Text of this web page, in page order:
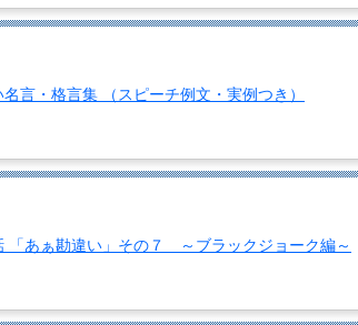
言・格言集 （スピーチ例文・実例つき）
「あぁ勘違い」その７ ～ブラックジョーク編～